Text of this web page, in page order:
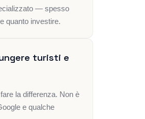
— spesso
quanto investire.
turisti e
la differenza. Non è
e qualche